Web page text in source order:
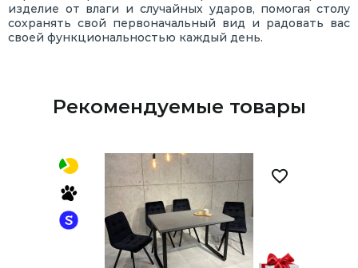
изделие от влаги и случайных ударов, помогая столу
сохранять свой первоначальный вид и радовать вас
своей функциональностью каждый день.
Рекомендуемые товары